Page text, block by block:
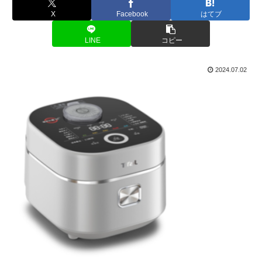
X Facebook はてブ
LINE コピー
2024.07.02